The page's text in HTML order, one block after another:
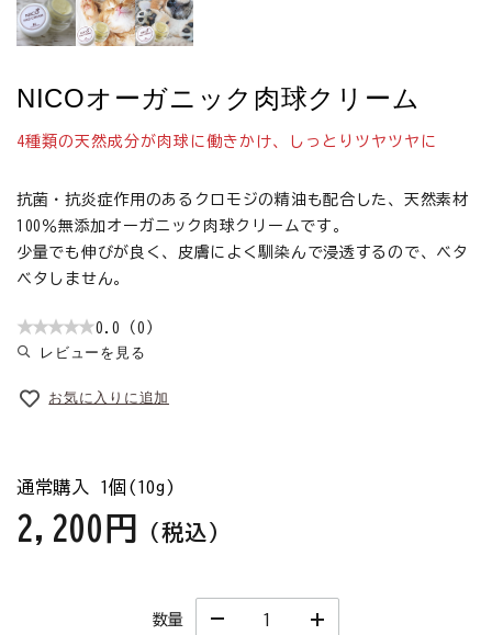
特定商取引法について
0120-40-1387
NICOオーガニック肉球クリーム
4種類の天然成分が肉球に働きかけ、しっとりツヤツヤに
抗菌・抗炎症作用のあるクロモジの精油も配合した、天然素材
100％無添加オーガニック肉球クリームです。
少量でも伸びが良く、皮膚によく馴染んで浸透するので、ベタ
ベタしません。
0.0（0）
レビューを見る
お気に入りに追加
通常購入 1個(10g)
2,200円 （税込）
数量